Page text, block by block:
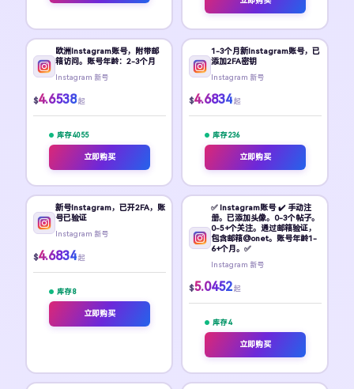
欧洲Instagram账号，附带邮
箱访问。账号年龄：2-3个月
Instagram 新号
$4.6538 起
库存 4055
立即购买
1-3个月新Instagram账号，已
添加2FA密钥
Instagram 新号
$4.6834 起
库存 236
立即购买
新号Instagram，已开2FA，账
号已验证
Instagram 新号
$4.6834 起
库存 8
立即购买
✅ Instagram账号 ✔️ 手动注
册。已添加头像。0-3个帖子。
0-5+个关注。通过邮箱验证，
包含邮箱@onet。账号年龄1-
6+个月。✅
Instagram 新号
$5.0452 起
库存 4
立即购买